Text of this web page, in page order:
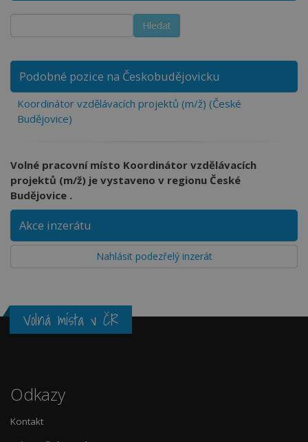
Podobné pozice na Českobudějovicku
Koordinátor vzdělávacích projektů (m/ž) (České
Budějovice)
Volné pracovní místo Koordinátor vzdělávacích
projektů (m/ž) je vystaveno v regionu České
Budějovice .
Akce inzerátu
Nahlásit podezřelý inzerát
Volná místa v ČR
Odkazy
Kontakt